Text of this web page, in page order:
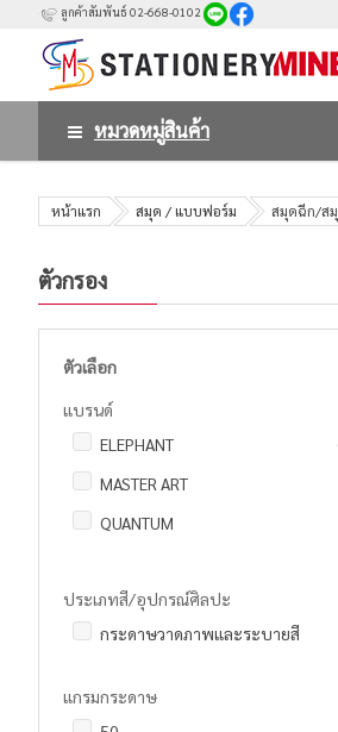
ลูกค้าสัมพันธ์ 02-668-0102
หมวดหมู่สินค้า
หน้าแรก สมุด / แบบฟอร์ม สมุดฉีก/ส
ตัวกรอง
ตัวเลือก
แบรนด์
ELEPHANT
MASTER ART
QUANTUM
นัดพบเครื่องเขียน
ประเภทสี/อุปกรณ์ศิลปะ
กระดาษวาดภาพและระบายสี
แกรมกระดาษ